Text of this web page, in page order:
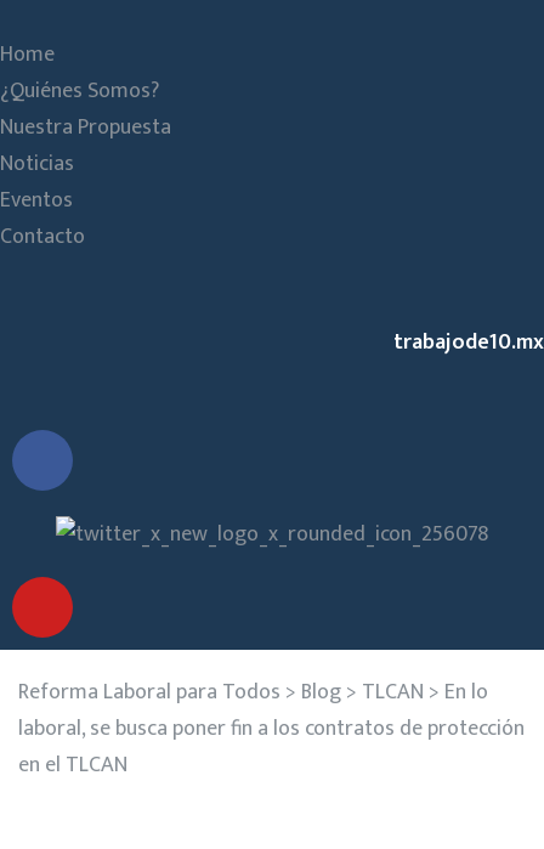
Home
¿Quiénes Somos?
Nuestra Propuesta
Noticias
Eventos
Contacto
trabajode10.mx
Reforma Laboral para Todos > Blog> TLCAN > En lo
laboral, se busca poner fin a los contratos de protección
en el TLCAN